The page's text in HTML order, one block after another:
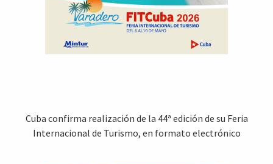
Cuba confirma realización de la 44ª edición de su Feria
Internacional de Turismo, en formato electrónico